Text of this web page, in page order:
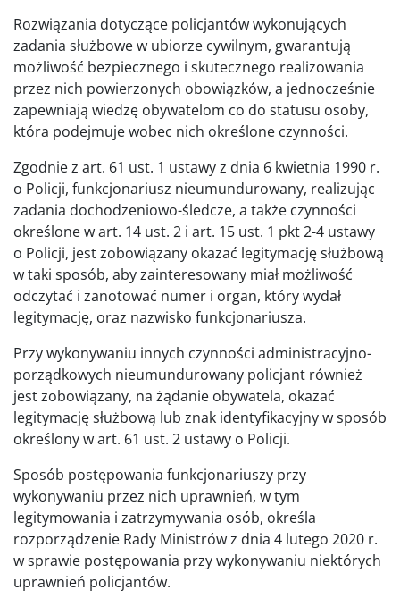
Rozwiązania dotyczące policjantów wykonujących
zadania służbowe w ubiorze cywilnym, gwarantują
możliwość bezpiecznego i skutecznego realizowania
przez nich powierzonych obowiązków, a jednocześnie
zapewniają wiedzę obywatelom co do statusu osoby,
która podejmuje wobec nich określone czynności.
Zgodnie z art. 61 ust. 1 ustawy z dnia 6 kwietnia 1990 r.
o Policji, funkcjonariusz nieumundurowany, realizując
zadania dochodzeniowo-śledcze, a także czynności
określone w art. 14 ust. 2 i art. 15 ust. 1 pkt 2-4 ustawy
o Policji, jest zobowiązany okazać legitymację służbową
w taki sposób, aby zainteresowany miał możliwość
odczytać i zanotować numer i organ, który wydał
legitymację, oraz nazwisko funkcjonariusza.
Przy wykonywaniu innych czynności administracyjno-
porządkowych nieumundurowany policjant również
jest zobowiązany, na żądanie obywatela, okazać
legitymację służbową lub znak identyfikacyjny w sposób
określony w art. 61 ust. 2 ustawy o Policji.
Sposób postępowania funkcjonariuszy przy
wykonywaniu przez nich uprawnień, w tym
legitymowania i zatrzymywania osób, określa
rozporządzenie Rady Ministrów z dnia 4 lutego 2020 r.
w sprawie postępowania przy wykonywaniu niektórych
uprawnień policjantów.